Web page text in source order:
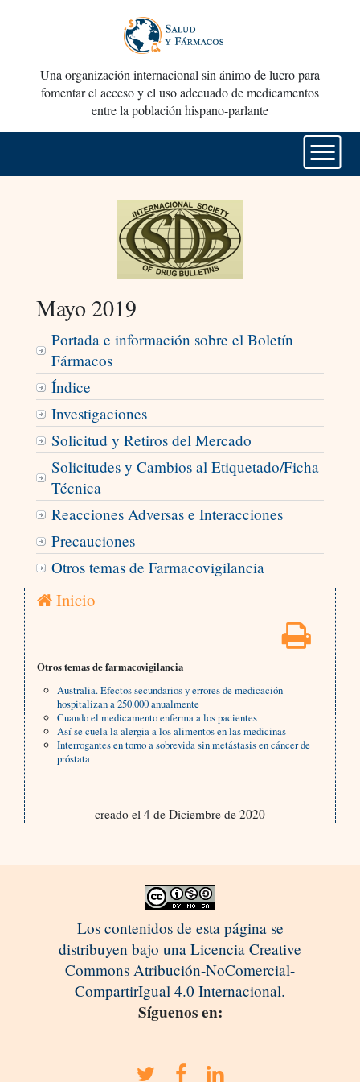
Una organización internacional sin ánimo de lucro para
fomentar el acceso y el uso adecuado de medicamentos
entre la población hispano-parlante
Mayo 2019
Portada e información sobre el Boletín
Fármacos
Índice
Investigaciones
Solicitud y Retiros del Mercado
Solicitudes y Cambios al Etiquetado/Ficha
Técnica
Reacciones Adversas e Interacciones
Precauciones
Otros temas de Farmacovigilancia
Inicio
Otros temas de farmacovigilancia
Australia. Efectos secundarios y errores de medicación
hospitalizan a 250.000 anualmente
Cuando el medicamento enferma a los pacientes
Así se cuela la alergia a los alimentos en las medicinas
Interrogantes en torno a sobrevida sin metástasis en cáncer de
próstata
creado el 4 de Diciembre de 2020
Los contenidos de esta página se
distribuyen bajo una Licencia Creative
Commons Atribución-NoComercial-
CompartirIgual 4.0 Internacional.
Síguenos en: